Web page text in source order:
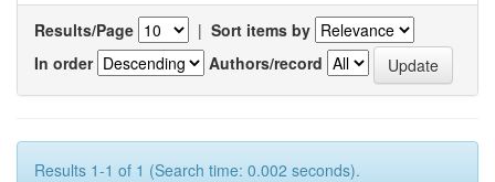
Results/Page | Sort items by
In order
Authors/record
Results 1-1 of 1 (Search time: 0.002 seconds).